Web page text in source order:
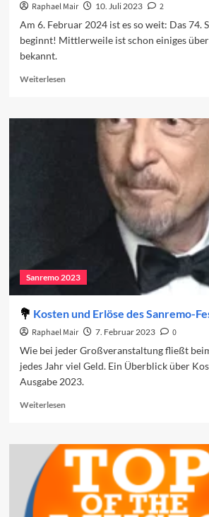
Raphael Mair 10. Juli 2023
2
Am 6. Februar 2024 ist es so weit: Das 74.
beginnt! Mittlerweile ist schon einiges
bekannt.
WeiterlesenRead
Was
Sanremo 2023
Kosten und Erlöse des Sanremo-
Raphael Mair 7. Februar 2023
0
Wie bei jeder Großveranstaltung fließt
jedes Jahr viel Geld. Ein Überblick über
Ausgabe 2023.
WeiterlesenRead
Kosten
und
Erlöse
des
Sanremo-
Festivals